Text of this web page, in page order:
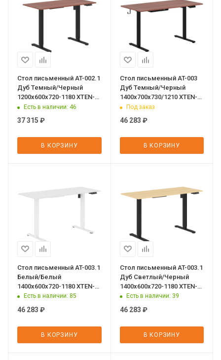
Стол письменный AT-002.1
Дуб Темный/Черный
1200х600х720-1180 XTEN-
UPЕсть в наличии: 46
37 315 ₽
В КОРЗИНУ
Стол письменный AT-003
Дуб Темный/Черный
1400х700х730/1210 XTEN-
UPПод заказ
46 283 ₽
В КОРЗИНУ
Стол письменный AT-003.1
Белый/Белый
1400х600х720-1180 XTEN-
UPЕсть в наличии: 85
46 283 ₽
В КОРЗИНУ
Стол письменный AT-003.1
Дуб Светлый/Черный
1400х600х720-1180 XTEN-
UPЕсть в наличии: 39
46 283 ₽
В КОРЗИНУ